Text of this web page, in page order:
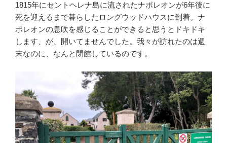
1815年にセントヘレナ島に流されたナポレオンが6年後に
死を迎えるまで暮らしたロングウッドハウスに到着。ナ
ポレオンの息吹を感じることができると思うとドキドキ
します、が、開いてませんでした。我々が訪れたのは週
末なのに、なんと閉館しているのです。